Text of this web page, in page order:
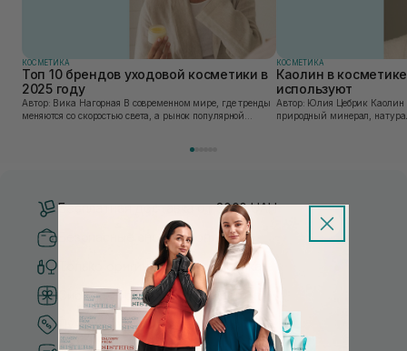
КОСМЕТИКА
Топ 10 брендов уходовой косметики в
2025 году
Автор: Вика Нагорная В современном мире, где тренды
меняются со скоростью света, а рынок популярной
КОСМЕТИКА
Каолин в
используют
Автор: Юлия Цебрик Каолин в косметологии – это
природный минерал,
Бесплатная доставка от 3000 UAH
Безопасные способы оплаты
Только оригинальная косметика
Система бонусов и лояльности
Лучшие цены и топ товары